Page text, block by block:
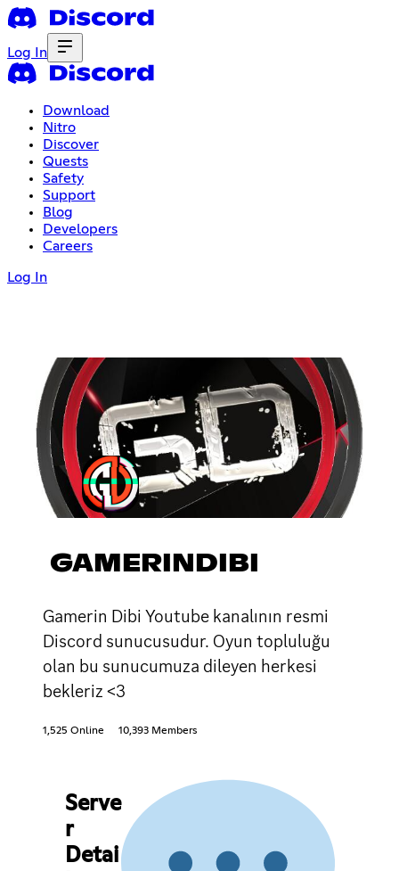
Log In
Download
Nitro
Discover
Quests
Safety
Support
Blog
Developers
Careers
Log In
GAMERINDIBI
Gamerin Dibi Youtube kanalının resmi
Discord sunucusudur. Oyun topluluğu
olan bu sunucumuza dileyen herkesi
bekleriz <3
1,525 Online 10,393 Members
Serve
r
Detai